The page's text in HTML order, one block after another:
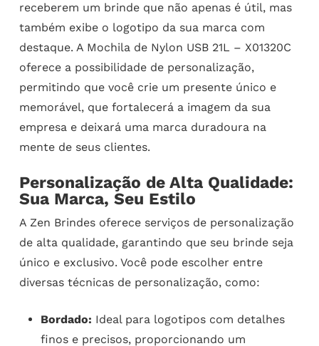
receberem um brinde que não apenas é útil, mas
também exibe o logotipo da sua marca com
destaque. A Mochila de Nylon USB 21L – X01320C
oferece a possibilidade de personalização,
permitindo que você crie um presente único e
memorável, que fortalecerá a imagem da sua
empresa e deixará uma marca duradoura na
mente de seus clientes.
Personalização de Alta Qualidade:
Sua Marca, Seu Estilo
A Zen Brindes oferece serviços de personalização
de alta qualidade, garantindo que seu brinde seja
único e exclusivo. Você pode escolher entre
diversas técnicas de personalização, como:
Bordado: Ideal para logotipos com detalhes
finos e precisos, proporcionando um